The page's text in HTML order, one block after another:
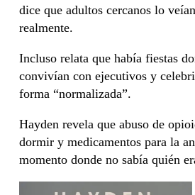
dice que adultos cercanos lo
realmente.
Incluso relata que había fiestas
convivían con ejecutivos y
forma “normalizada”.
Hayden revela que abuso de
dormir y medicamentos para la
momento donde no sabía quién